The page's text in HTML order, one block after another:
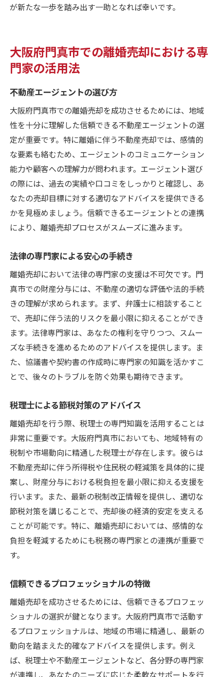
が新たな一歩を踏み出す一助となれば幸いです。
大阪府門真市での離婚売却における専
門家の活用法
不動産エージェントの選び方
大阪府門真市での離婚売却を成功させるためには、地域
性を十分に理解した信頼できる不動産エージェントの選
定が重要です。特に離婚に伴う不動産売却では、感情的
な要素も絡むため、エージェントのコミュニケーション
能力や顧客への理解力が問われます。エージェント選び
の際には、過去の実績や口コミをしっかりと確認し、あ
なたの売却目標に対する適切なアドバイスを提供できる
かを見極めましょう。信頼できるエージェントとの連携
により、離婚売却プロセスがスムーズに進みます。
法律の専門家による安心の手続き
離婚売却において法律の専門家の支援は不可欠です。門
真市での財産分与には、不動産の適切な評価や法的手続
きの理解が求められます。まず、弁護士に相談すること
で、売却に伴う法的リスクを最小限に抑えることができ
ます。法律専門家は、あなたの権利を守りつつ、スムー
ズな手続きを進めるためのアドバイスを提供します。ま
た、協議書や契約書の作成時に専門家の知識を活かすこ
とで、後々のトラブルを防ぐ効果も期待できます。
税理士による節税対策のアドバイス
離婚売却を行う際、税理士の専門知識を活用することは
非常に重要です。大阪府門真市においても、地域特有の
税制や市場動向に精通した税理士が存在します。彼らは
不動産売却に伴う所得税や住民税の軽減策を具体的に提
案し、財産分与における税負担を最小限に抑える支援を
行います。また、最新の税制改正情報を提供し、適切な
節税対策を講じることで、売却後の経済的安定を支える
ことが可能です。特に、離婚売却においては、感情的な
負担を軽減するためにも税務の専門家との連携が重要で
す。
信頼できるプロフェッショナルの特徴
離婚売却を成功させるためには、信頼できるプロフェッ
ショナルの選択が鍵となります。大阪府門真市で活動す
るプロフェッショナルは、地域の市場に精通し、最新の
動向を踏まえた的確なアドバイスを提供します。例え
ば、税理士や不動産エージェントなど、各分野の専門家
が連携し、あなたのニーズに応じた柔軟なサポートを行